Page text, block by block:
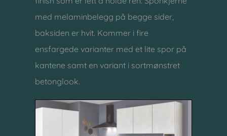
med melaminbelegg på begge sider,
baksiden er hvit. Kommer i fire
ensfargede varianter med et lite spor på
kantene samt en variant i sortmønstret
betonglook.